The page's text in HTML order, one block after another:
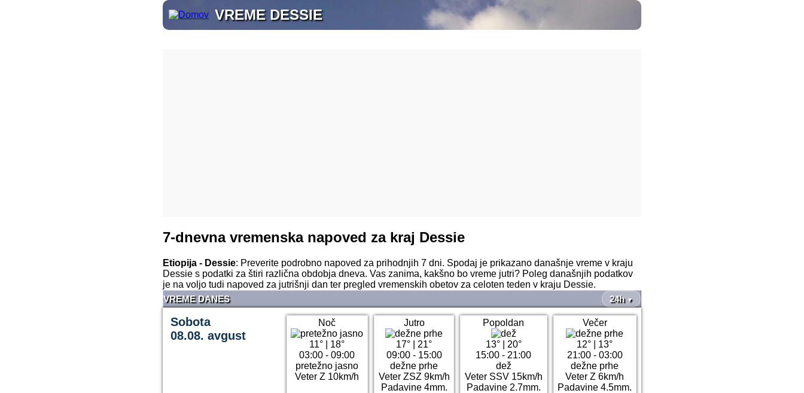
VREME DESSIE
7-dnevna vremenska napoved za kraj Dessie
Etiopija - Dessie: Preverite podrobno napoved za prihodnjih 7 dni. Spodaj je prikazano današnje vreme v kraju
Dessie s podatki za štiri različna obdobja dneva. Vas zanima, kakšno bo vreme jutri? Poleg današnjih podatkov
je na voljo tudi napoved za jutrišnji dan ter pregled vremenskih obetov za celoten teden v kraju Dessie.
VREME DANES
24h ▼
Sobota
08.08. avgust
Noč
11°
18°
03:00 - 09:00
pretežno jasno
Veter Z 10km/h
Jutro
17°
21°
09:00 - 15:00
dežne prhe
Veter ZSZ 9km/h
Padavine 4mm.
Popoldan
13°| 20°
15:00 - 21:00
dež
Veter SSV 15km/h
Padavine 2.7mm.
Večer
12°
13°
21:00 - 03:00
dežne prhe
Veter Z 6km/h
Padavine 4.5mm.